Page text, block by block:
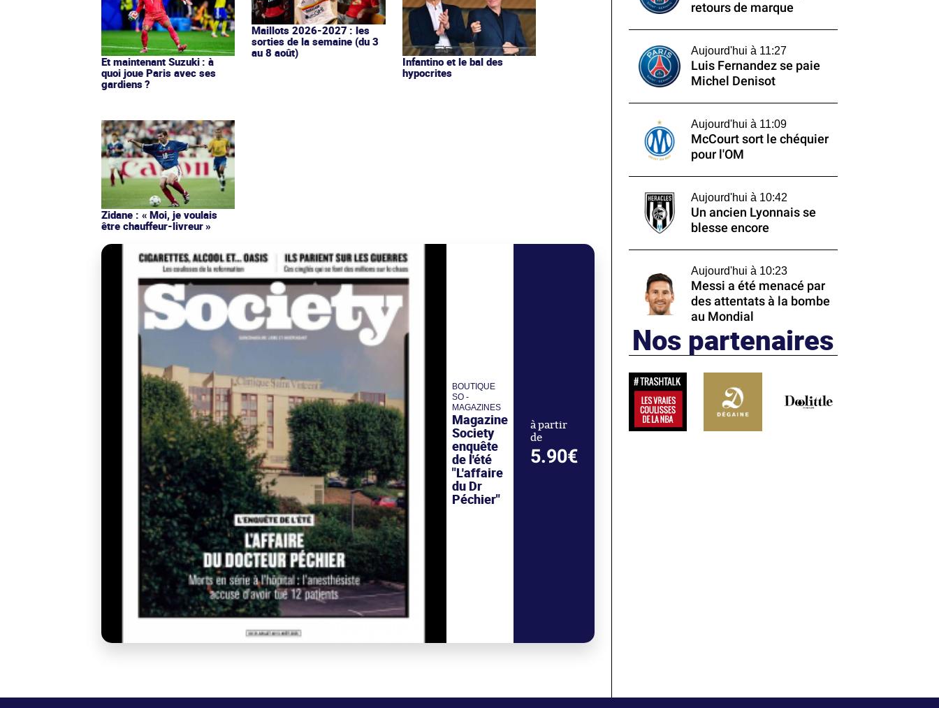
Et maintenant Suzuki : à
quoi joue Paris avec ses
gardiens ?
Maillots 2026-2027 : les
sorties de la semaine (du 3
au 8 août)
Infantino et le bal des
hypocrites
Zidane : « Moi, je voulais
être chauffeur-livreur »
BOUTIQUE
SO -
MAGAZINES
Magazine
Society
enquête
de l'été
"L'affaire
du Dr
Péchier"
à partir
de
5.90€
retours de marque
Aujourd'hui à 11:27
Luis Fernandez se paie
Michel Denisot
Aujourd'hui à 11:09
McCourt sort le chéquier
pour l'OM
Aujourd'hui à 10:42
Un ancien Lyonnais se
blesse encore
Aujourd'hui à 10:23
Messi a été menacé par
des attentats à la bombe
au Mondial
Nos partenaires